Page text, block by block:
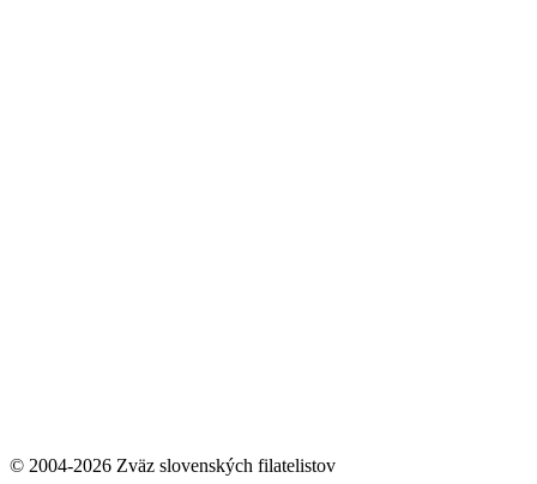
© 2004-2026 Zväz slovenských filatelistov